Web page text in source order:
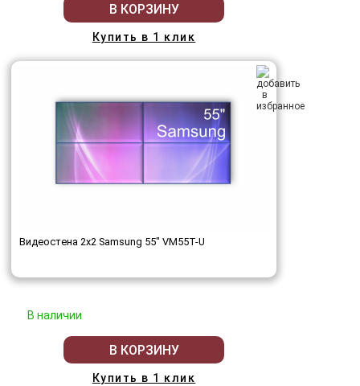
В КОРЗИНУ
Купить в 1 клик
Видеостена 2x2 Samsung 55" VM55T-U
В наличии
В КОРЗИНУ
Купить в 1 клик